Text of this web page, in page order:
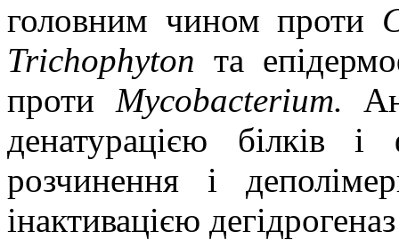
головним чином проти
Trichophyton та
проти Mycobacterium.
денатурацією білків
розчинення і
інактивацією